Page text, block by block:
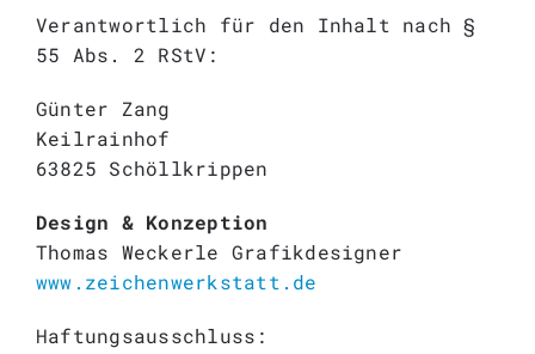
Verantwortlich für den Inhalt nach §
55 Abs. 2 RStV:
Günter Zang
Keilrainhof
63825 Schöllkrippen
Design & Konzeption
Thomas Weckerle Grafikdesigner
www.zeichenwerkstatt.de
Haftungsausschluss: